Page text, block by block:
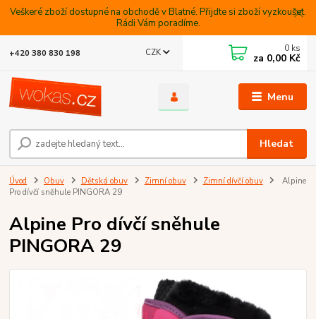
Veškeré zboží dostupné na obchodě v Blatné. Přijdte si zboží vyzkoušet.
Rádi Vám poradíme.
Menu
CZK
Hledat
+420 380 830 198 0 ks
za 0,00 Kč
Úvod Obuv Dětská obuv Zimní obuv Zimní dívčí obuv
Alpine
Pro dívčí sněhule PINGORA 29
Alpine Pro dívčí sněhule
PINGORA 29